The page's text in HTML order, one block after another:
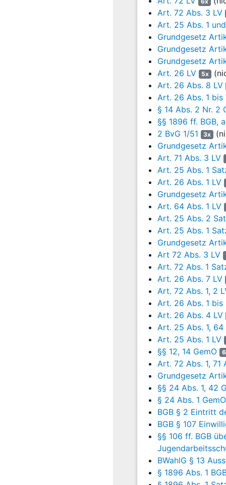
angeordneten
Nichterreichens
des
Abs. 2 Satz 2 GG
Art. 20 Abs. 2
wegen desArt.
GG
bzw. Art. 25
seien. Die
1 LV selbst
Staatsgewalt
die
Aktivvolk,
Art. 20 Abs. 2, 28
sei klargestellt,
bestehe das
Grundgesetz
Landtags- oder
Abs. 8 LV eine
26 Abs. 8 LV sei
2 LV werde das -
LV
gelte. Die
Ebene verwehrt
Kommune oder
Beklagten - nicht
den in Art. 72
Auffassung des
teilweise gegen
Abs. 1 LV
gegenüber der
dann hätte
Art.
Der Beklagte trat
Abs. 3 GGund
Volksbegriffe in
Auffassung der
andererseits
nicht den
Art. 72 Abs. 3 LV
Art. 25 Abs. 1
Grundgesetz
Grundgesetz
Grundgesetz
Art. 26 LV 5x
Art. 26 Abs. 8 LV
Art. 26 Abs. 1 bis
§ 14 Abs. 2 Nr. 2
§§ 1896 ff. BGB,
2 BvG 1/51
3x
Grundgesetz
Art. 71 Abs. 3 LV
Art. 25 Abs. 1
Art. 26 Abs. 1 LV
Grundgesetz
Art. 64 Abs. 1 LV
Art. 25 Abs. 2
Art. 25 Abs. 1
Grundgesetz
Art 72 Abs. 3 LV
Art. 72 Abs. 1
Art. 26 Abs. 7 LV
Art. 72 Abs. 1, 2
Art. 26 Abs. 1 bis
Art. 26 Abs. 4 LV
Art. 25 Abs. 1, 64
Art. 25 Abs. 1 LV
§§ 12, 14 GemO
Art. 72 Abs. 1, 71
Grundgesetz
§§ 24 Abs. 1, 42
§ 24 Abs. 1 GemO
BGB § 2 Eintritt
BGB § 107
§§ 106 ff. BGB
BWahlG § 13
§ 1896 Abs. 1